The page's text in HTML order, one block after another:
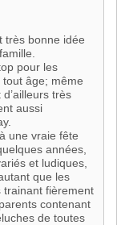
très bonne idée
pour les
âge; même
très
aussi
une vraie fête
années,
et ludiques,
que les
trainant fièrement
contenant
de toutes